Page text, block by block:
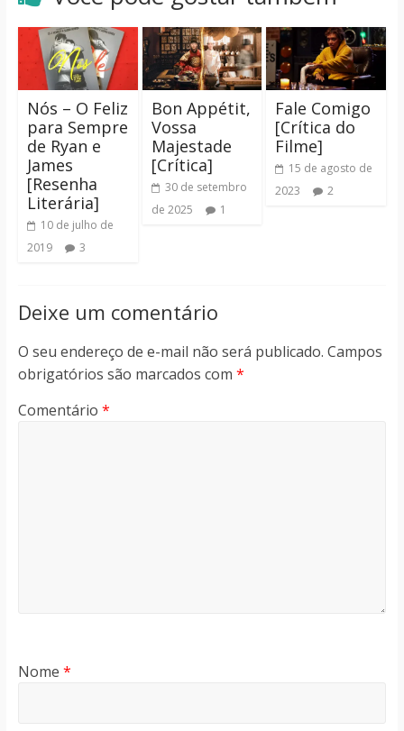
Nós – O Feliz
para Sempre
de Ryan e
James
[Resenha
Literária]
10 de julho de
2019
3
Bon Appétit,
Vossa
Majestade
[Crítica]
30 de setembro
de 2025
1
Fale Comigo
[Crítica do
Filme]
15 de agosto de
2023
2
Deixe um comentário
O seu endereço de e-mail não será publicado. Campos
obrigatórios são marcados com *
Comentário *
Nome *